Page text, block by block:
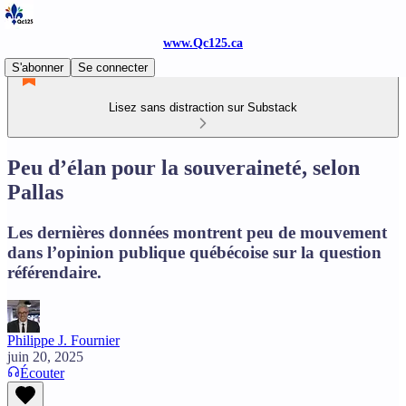
www.Qc125.ca
S'abonner
Se connecter
Lisez sans distraction sur Substack
Peu d’élan pour la souveraineté, selon
Pallas
Les dernières données montrent peu de mouvement
dans l’opinion publique québécoise sur la question
référendaire.
Philippe J. Fournier
juin 20, 2025
Écouter